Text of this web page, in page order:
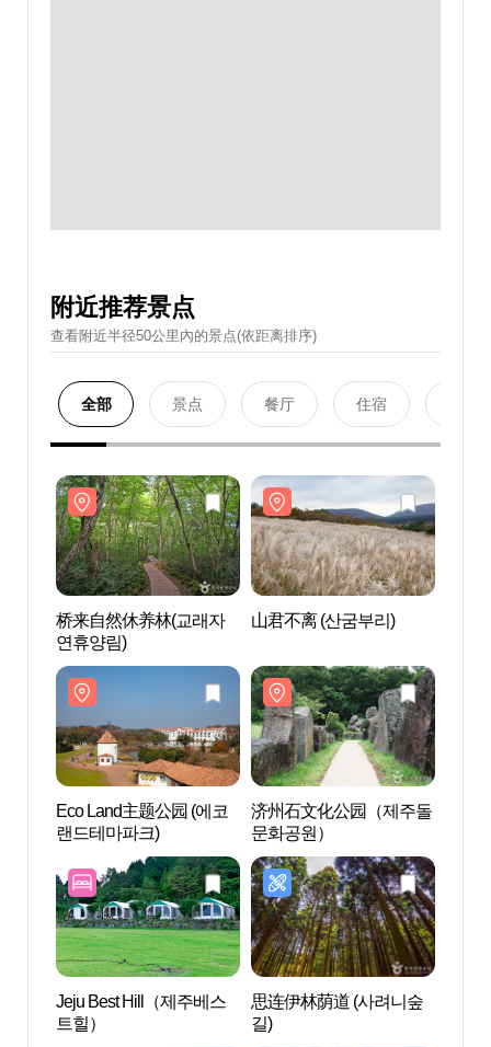
附近推荐景点
查看附近半径50公里內的景点(依距离排序)
全部 景点 餐厅 住宿
桥来自然休养林(교래자
연휴양림)
山君不离 (산굼부리)
Eco Land主题公园 (에코
랜드테마파크)
济州石文化公园（제주돌
문화공원）
Jeju Best Hill（제주베스
트힐）
思连伊林荫道 (사려니숲
길)